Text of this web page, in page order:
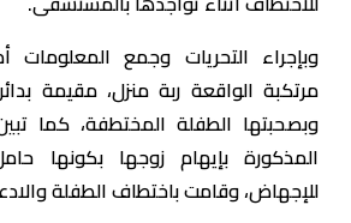
وبإجراء التحريات وجمع
مرتكبة الواقعة ربة منزل، مقيمة
وبصحبتها الطفلة المختطفة، كما
المذكورة بإيهام زوجها بكونها
للإجهاض، وقامت باختطاف الطفلة